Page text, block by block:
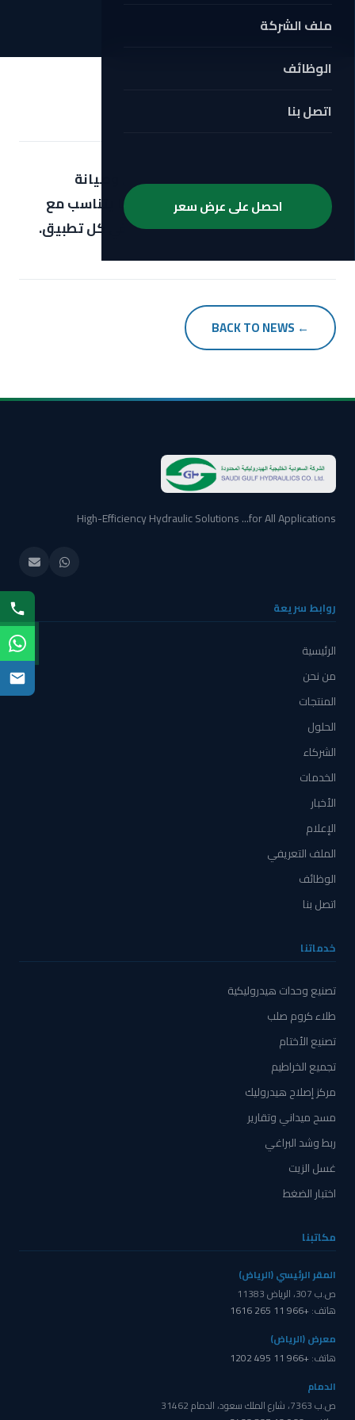
ملف الشركة
الوظائف
اتصل بنا
احصل على عرض سعر
أبريل 17, 2026
نوفر حلولاً متكاملة لاختيار وتشغيل وصيانة
المضخات والمحركات والصمامات بما يتناسب مع
متطلبات الضغط والتدفق والتحكم في كل تطبيق.
← BACK TO NEWS
High-Efficiency Hydraulic Solutions ...for All Applications
روابط سريعة
الرئيسية
من نحن
المنتجات
الحلول
الشركاء
الخدمات
الأخبار
الإعلام
الملف التعريفي
الوظائف
اتصل بنا
خدماتنا
تصنيع وحدات هيدروليكية
طلاء كروم صلب
تصنيع الأختام
تجميع الخراطيم
مركز إصلاح هيدروليك
مسح ميداني وتقارير
ربط وشد البراغي
غسل الزيت
اختبار الضغط
مكاتبنا
المقر الرئيسي (الرياض)
ص.ب 307، الرياض 11383
هاتف:+966 11 265 1616
معرض (الرياض)
هاتف:+966 11 495 1202
الدمام
ص.ب 7363، شارع الملك سعود، الدمام 31462